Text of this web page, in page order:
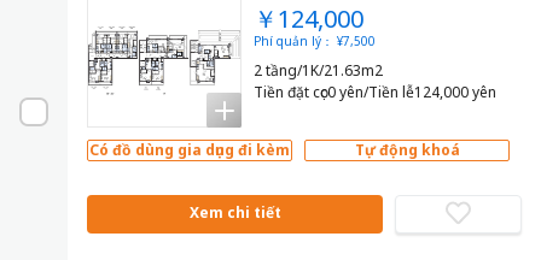
￥124,000
Phí quản lý： ¥7,500
2 tầng/1K/21.63m2
Tiền đặt cọc0 yên/Tiền lễ124,000 yên
Có đồ dùng gia dụng đi kèm Tự động khoá
Xem chi tiết